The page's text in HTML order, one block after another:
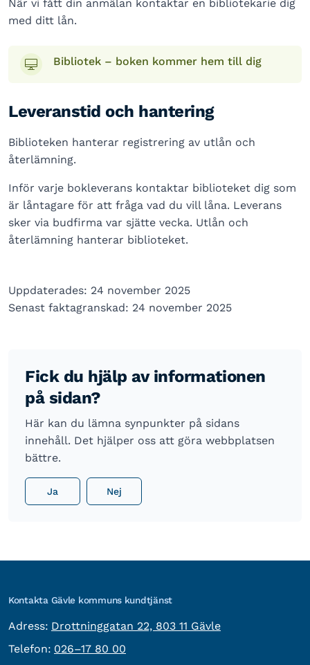
När vi fått din anmälan kontaktar en bibliotekarie dig
med ditt lån.
Bibliotek – boken kommer hem till dig
Leveranstid och hantering
Biblioteken hanterar registrering av utlån och
återlämning.
Inför varje bokleverans kontaktar biblioteket dig som
är låntagare för att fråga vad du vill låna. Leverans
sker via budfirma var sjätte vecka. Utlån och
återlämning hanterar biblioteket.
Uppdaterades: 24 november 2025
Senast faktagranskad: 24 november 2025
Fick du hjälp av informationen
på sidan?
Här kan du lämna synpunkter på sidans
innehåll. Det hjälper oss att göra webbplatsen
bättre.
Ja Nej
Kontakta Gävle kommuns kundtjänst
Adress: besöksadress:
Drottninggatan 22, 803 11 Gävle
Telefon: Telefon:
026–17 80 00